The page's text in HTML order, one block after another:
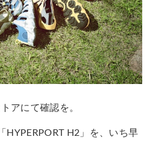
アにて確認を。
HYPERPORT H2」を、いち早